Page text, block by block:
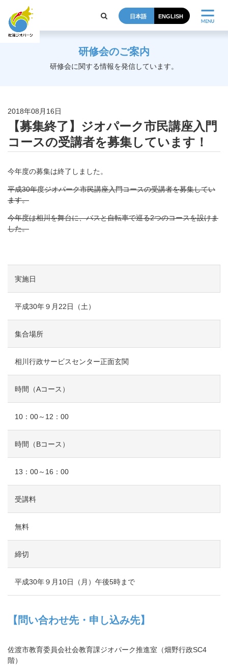
日本語 ENGLISH
研修会のご案内
研修会に関する情報を発信しています。
2018年08月16日
【募集終了】ジオパーク市民講座入門
コースの受講者を募集しています！
今年度の募集は終了しました。
平成30年度ジオパーク市民講座入門コースの受講者を募集してい
ます。
今年度は相川を舞台に、バスと自転車で巡る2つのコースを設けま
した。
実施日
平成30年９月22日（土）
集合場所
相川行政サービスセンター正面玄関
時間（Aコース）
10：00～12：00
時間（Bコース）
13：00～16：00
受講料
無料
締切
平成30年９月10日（月）午後5時まで
【問い合わせ先・申し込み先】
佐渡市教育委員会社会教育課ジオパーク推進室（畑野行政SC4
階）